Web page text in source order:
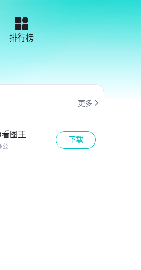
排行榜
更多 
图王
公
下载